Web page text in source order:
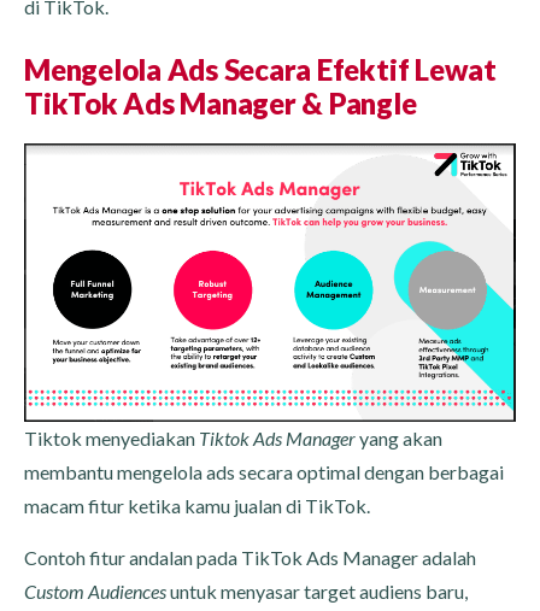
di TikTok.
Mengelola Ads Secara Efektif Lewat
TikTok Ads Manager & Pangle
Tiktok menyediakan Tiktok Ads Manageryang akan
membantu mengelola ads secara optimal dengan berbagai
macam fitur ketika kamu jualan di TikTok.
Contoh fitur andalan pada TikTok Ads Manager adalah
Custom Audiencesuntuk menyasar target audiens baru,